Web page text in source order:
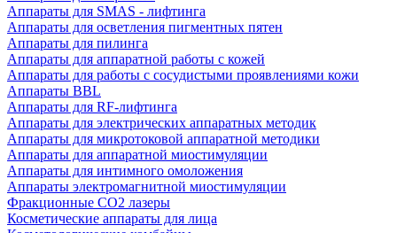
Аппараты для SMAS - лифтинга
Аппараты для осветления пигментных пятен
Аппараты для пилинга
Аппараты для аппаратной работы с кожей
Аппараты для работы с сосудистыми проявлениями кожи
Аппараты BBL
Аппараты для RF-лифтинга
Аппараты для электрических аппаратных методик
Аппараты для микротоковой аппаратной методики
Аппараты для аппаратной миостимуляции
Аппараты для интимного омоложения
Аппараты электромагнитной миостимуляции
Фракционные CO2 лазеры
Косметические аппараты для лица